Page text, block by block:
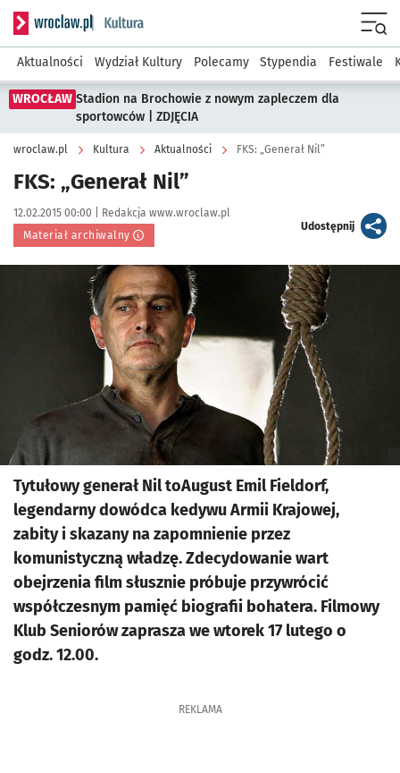
Serwis informacyjny wroclaw.pl podserwis: Kultura
Aktualności Wydział Kultury Polecamy Stypendia Festiwale
WROCŁAW Stadion na Brochowie z nowym zapleczem dla
sportowców | ZDJĘCIA
wroclaw.pl Kultura Aktualności FKS: „Generał Nil”
FKS: „Generał Nil”
Data publikacji:
12.02.2015 00:00 | Autor:
Redakcja www.wroclaw.pl
Materiał archiwalny
Udostępnijartykuł
Kliknij, aby powiększyć
Tytułowy generał Nil toAugust Emil Fieldorf,
legendarny dowódca kedywu Armii Krajowej,
zabity i skazany na zapomnienie przez
komunistyczną władzę. Zdecydowanie wart
obejrzenia film słusznie próbuje przywrócić
współczesnym pamięć biografii bohatera. Filmowy
Klub Seniorów zaprasza we wtorek 17 lutego o
godz. 12.00.
REKLAMA